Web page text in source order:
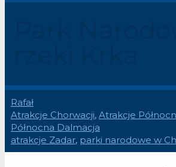
Rafał
Atrakcje Chorwacji, Atrakcje
Północna Dalmacja
atrakcje Zadar, parki narodowe w